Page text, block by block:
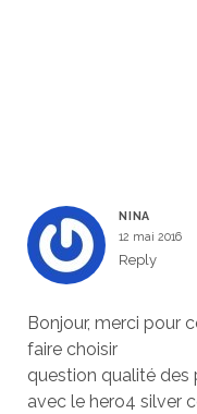
NINA
12 mai 2016
Reply
Bonjour, merci pour
faire choisir
question qualité des
avec le hero4 silver